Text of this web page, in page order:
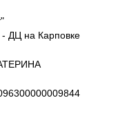
ДЦ на Карповке